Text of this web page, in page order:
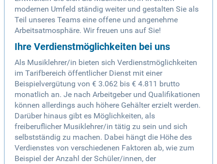
modernen Umfeld ständig weiter und gestalten Sie als
Teil unseres Teams eine offene und angenehme
Arbeitsatmosphäre. Wir freuen uns auf Sie!
Ihre Verdienstmöglichkeiten bei uns
Als Musiklehrer/in bieten sich Verdienstmöglichkeiten
im Tarifbereich öffentlicher Dienst mit einer
Beispielvergütung von € 3.062 bis € 4.811 brutto
monatlich an. Je nach Arbeitgeber und Qualifikationen
können allerdings auch höhere Gehälter erzielt werden.
Darüber hinaus gibt es Möglichkeiten, als
freiberuflicher Musiklehrer/in tätig zu sein und sich
selbstständig zu machen. Dabei hängt die Höhe des
Verdienstes von verschiedenen Faktoren ab, wie zum
Beispiel der Anzahl der Schüler/innen, der